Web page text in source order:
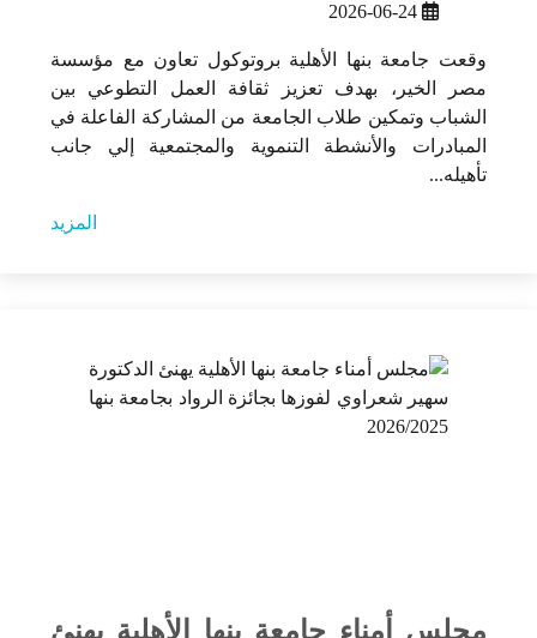
2026-06-24
وقعت جامعة بنها الأهلية بروتوكول تعاون مع مؤسسة
مصر الخير، بهدف تعزيز ثقافة العمل التطوعي بين
الشباب وتمكين طلاب الجامعة من المشاركة الفاعلة في
المبادرات والأنشطة التنموية والمجتمعية إلي جانب
تأهيله...
المزيد
مجلس أمناء جامعة بنها الأهلية يهنئ